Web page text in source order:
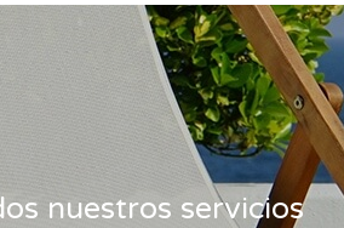
nuestros servicios